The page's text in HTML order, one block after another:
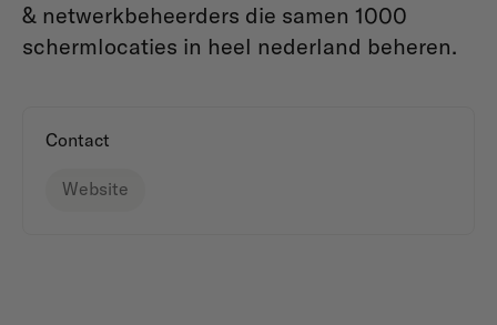
& netwerkbeheerders die samen 1000
schermlocaties in heel nederland beheren.
Contact
Website